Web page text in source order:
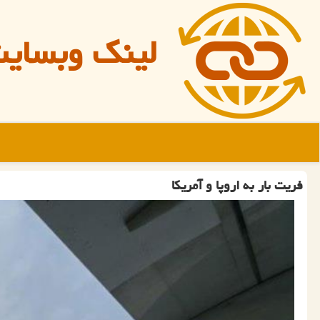
لینک
فریت بار به اروپا و آمریكا